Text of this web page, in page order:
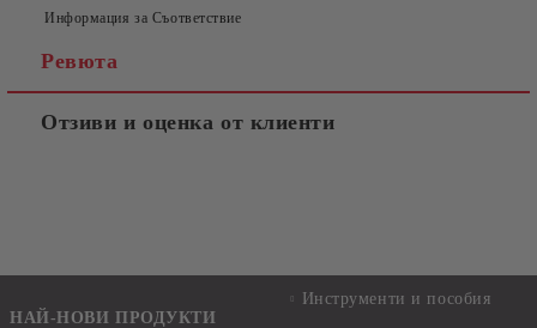
Информация за Съответствие
Ревюта
Отзиви и оценка от клиенти
НАЙ-НОВИ ПРОДУКТИ
Инструменти и пособия